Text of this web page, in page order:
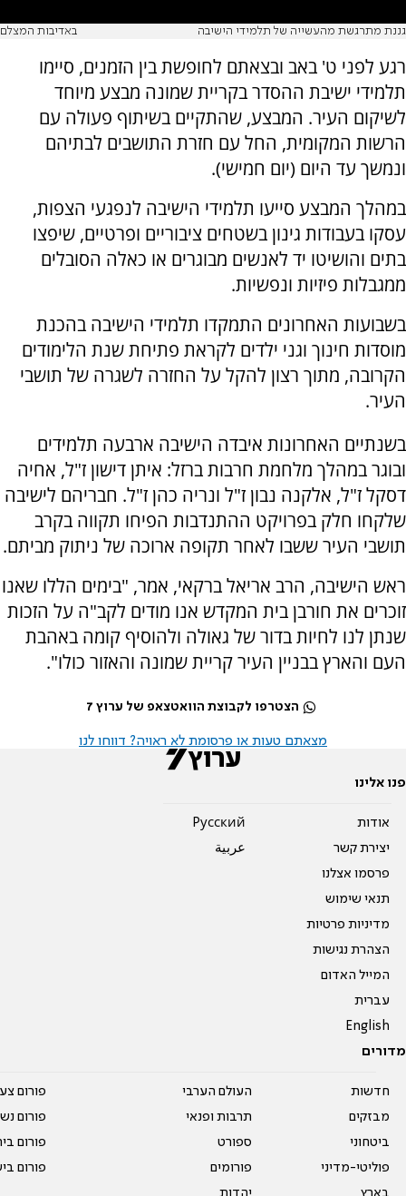
גננת מתרגשת מהעשייה של תלמידי הישיבה באדיבות המצלם
רגע לפני ט' באב ובצאתם לחופשת בין הזמנים, סיימו
תלמידי ישיבת ההסדר בקריית שמונה מבצע מיוחד
לשיקום העיר. המבצע, שהתקיים בשיתוף פעולה עם
הרשות המקומית, החל עם חזרת התושבים לבתיהם
ונמשך עד היום (יום חמישי).
במהלך המבצע סייעו תלמידי הישיבה לנפגעי הצפות,
עסקו בעבודות גינון בשטחים ציבוריים ופרטיים, שיפצו
בתים והושיטו יד לאנשים מבוגרים או כאלה הסובלים
ממגבלות פיזיות ונפשיות.
בשבועות האחרונים התמקדו תלמידי הישיבה בהכנת
מוסדות חינוך וגני ילדים לקראת פתיחת שנת הלימודים
הקרובה, מתוך רצון להקל על החזרה לשגרה של תושבי
העיר.
בשנתיים האחרונות איבדה הישיבה ארבעה תלמידים
ובוגר במהלך מלחמת חרבות ברזל: איתן דישון ז"ל, אחיה
דסקל ז"ל, אלקנה נבון ז"ל ונריה כהן ז"ל. חבריהם לישיבה
שלקחו חלק בפרויקט ההתנדבות הפיחו תקווה בקרב
תושבי העיר ששבו לאחר תקופה ארוכה של ניתוק מביתם.
ראש הישיבה, הרב אריאל ברקאי, אמר, "בימים הללו שאנו
זוכרים את חורבן בית המקדש אנו מודים לקב"ה על הזכות
שנתן לנו לחיות בדור של גאולה ולהוסיף קומה באהבת
העם והארץ בבניין העיר קריית שמונה והאזור כולו".
הצטרפו לקבוצת הוואטצאפ של ערוץ 7
מצאתם טעות או פרסומת לא ראויה? דווחו לנו
פנו אלינו
אודות
יצירת קשר
פרסמו אצלנו
תנאי שימוש
מדיניות פרטיות
הצהרת נגישות
המייל האדום
עברית
English
Pусский
عربية
מדורים
חדשות
מבזקים
ביטחוני
פוליטי-מדיני
העולם הערבי
תרבות ופנאי
ספורט
פורומים
פורום
פורום
פורום
פורום